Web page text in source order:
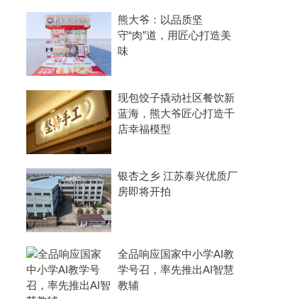
熊大爷：以品质坚
守“肉”道，用匠心打造美
味
现包饺子撬动社区餐饮新
蓝海，熊大爷匠心打造千
店幸福模型
银杏之乡 江苏泰兴优质厂
房即将开拍
全品响应国家中小学AI教
学号召，率先推出AI智慧
教辅